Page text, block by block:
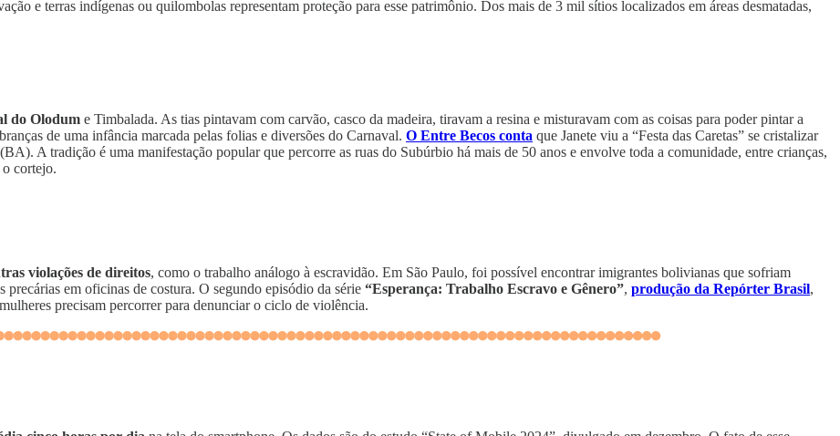
e terras indígenas ou quilombolas representam proteção para esse patrimônio. Dos mais de 3 mil sítios localizados em áreas desmatadas,
do Olodum e Timbalada. As tias pintavam com carvão, casco da madeira, tiravam a resina e misturavam com as coisas para poder pintar a
de uma infância marcada pelas folias e diversões do Carnaval. O Entre Becos conta que Janete viu a “Festa das Caretas” se cristalizar
A tradição é uma manifestação popular que percorre as ruas do Subúrbio há mais de 50 anos e envolve toda a comunidade, entre crianças,
o cortejo.
violações de direitos, como o trabalho análogo à escravidão. Em São Paulo, foi possível encontrar imigrantes bolivianas que sofriam
em oficinas de costura. O segundo episódio da série “Esperança: Trabalho Escravo e Gênero”, produção da Repórter Brasil,
precisam percorrer para denunciar o ciclo de violência.